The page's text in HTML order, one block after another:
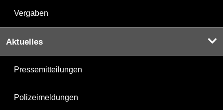
Vergaben
Aktuelles
Pressemitteilungen
Polizeimeldungen